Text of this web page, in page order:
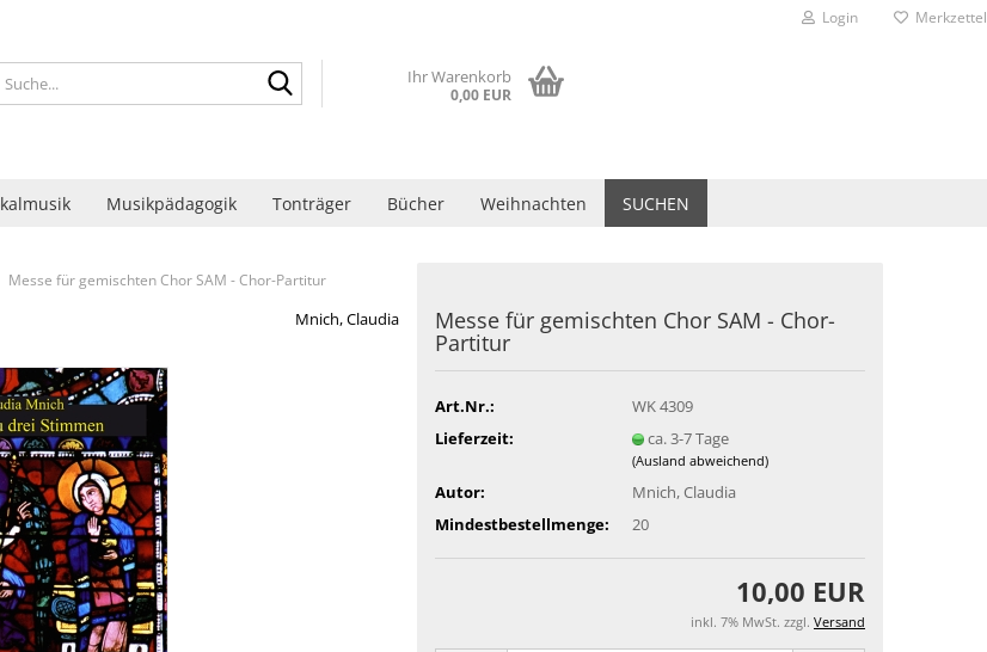
Login Merkzettel
Ihr Warenkorb
0,00 EUR
Musikpädagogik Tonträger Bücher Weihnachten SUCHEN
Messe für gemischten Chor SAM - Chor-Partitur
Mnich, Claudia Messe für gemischten Chor SAM - Chor-
Partitur
Art.Nr.:
WK 4309
Lieferzeit:
ca. 3-7 Tage
(Ausland abweichend)
Autor:
Mnich, Claudia
Mindestbestellmenge:
20
10,00 EUR
inkl. 7% MwSt. zzgl. Versand